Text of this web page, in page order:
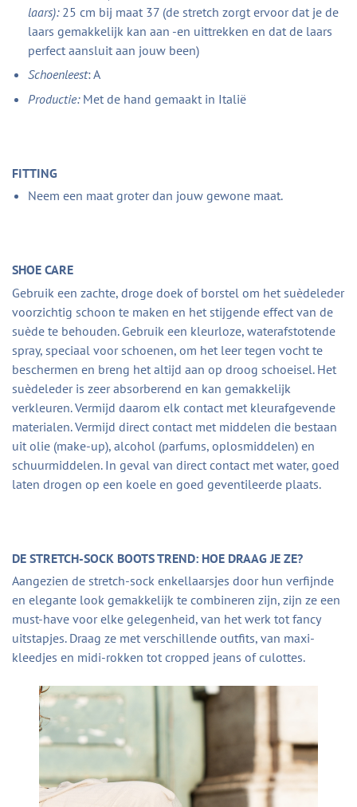
laars):25 cm bij maat 37 (de stretch zorgt ervoor dat je de
laars gemakkelijk kan aan -en uittrekken en dat de laars
perfect aansluit aan jouw been)
Schoenleest: A
Productie:Met de hand gemaakt in Italië
FITTING
Neem een maat groter dan jouw gewone maat.
SHOE CARE
Gebruik een zachte, droge doek of borstel om het suèdeleder
voorzichtig schoon te maken en het stijgende effect van de
suède te behouden. Gebruik een kleurloze, waterafstotende
spray, speciaal voor schoenen, om het leer tegen vocht te
beschermen en breng het altijd aan op droog schoeisel. Het
suèdeleder is zeer absorberend en kan gemakkelijk
verkleuren. Vermijd daarom elk contact met kleurafgevende
materialen. Vermijd direct contact met middelen die bestaan
uit olie (make-up), alcohol (parfums, oplosmiddelen) en
schuurmiddelen. In geval van direct contact met water, goed
laten drogen op een koele en goed geventileerde plaats.
DE STRETCH-SOCK BOOTS TREND: HOE DRAAG JE ZE?
Aangezien de stretch-sock enkellaarsjes door hun verfijnde
en elegante look gemakkelijk te combineren zijn, zijn ze een
must-have voor elke gelegenheid, van het werk tot fancy
uitstapjes. Draag ze met verschillende outfits, van maxi-
kleedjes en midi-rokken tot cropped jeans of culottes.